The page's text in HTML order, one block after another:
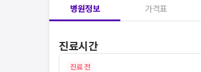
병원정보 가격표
진료시간
진료 전